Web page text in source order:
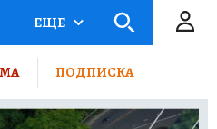
ЕЩЕ
ПОДПИСКА